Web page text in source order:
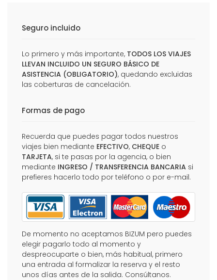
Seguro incluido
Lo primero y más importante, TODOS LOS VIAJES
LLEVAN INCLUIDO UN SEGURO BÁSICO DE
ASISTENCIA (OBLIGATORIO), quedando excluidas
las coberturas de cancelación.
Formas de pago
Recuerda que puedes pagar todos nuestros
viajes bien mediante EFECTIVO, CHEQUE o
TARJETA, si te pasas por la agencia, o bien
mediante INGRESO / TRANSFERENCIA BANCARIA si
prefieres hacerlo todo por teléfono o por e-mail.
De momento no aceptamos BIZUM pero puedes
elegir pagarlo todo al momento y
despreocuparte o bien, más habitual, primero
una entrada al formalizar la reserva y el resto
unos días antes de la salida. Consúltanos.